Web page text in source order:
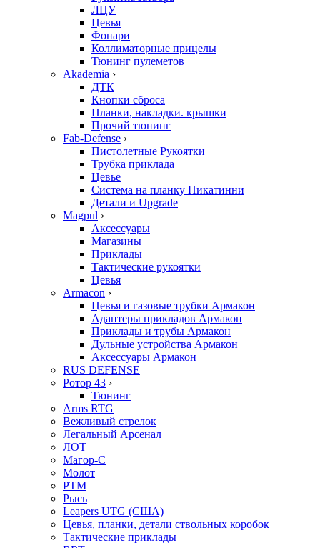
ЛЦУ
Цевья
Фонари
Коллиматорные прицелы
Тюнинг пулеметов
Akademia ›
ДТК
Кнопки сброса
Планки, накладки. крышки
Прочий тюнинг
Fab-Defense ›
Пистолетные Рукоятки
Трубка приклада
Цевье
Система на планку Пикатинни
Детали и Upgrade
Magpul ›
Аксессуары
Магазины
Приклады
Тактические рукоятки
Цевья
Armacon ›
Цевья и газовые трубки Армакон
Адаптеры прикладов Армакон
Приклады и трубы Армакон
Дульные устройства Армакон
Аксессуары Армакон
RUS DEFENSE
Ротор 43 ›
Тюнинг
Arms RTG
Вежливый стрелок
Легальный Арсенал
ЛОТ
Магор-С
Молот
РТМ
Рысь
Leapers UTG (США)
Цевья, планки, детали ствольных коробок
Тактические приклады